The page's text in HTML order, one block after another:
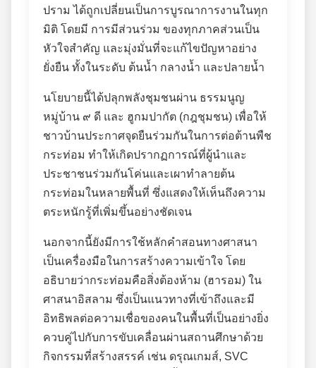
ปราม ได้ถูกเปลี่ยนเป็นการบูรณาการงานในทุก
มิติ โดยมี การมีส่วนร่วม ของทุกภาคส่วนเป็น
หัวใจสำคัญ และมุ่งมั่นที่จะแก้ไขปัญหาอย่าง
ยั่งยืน ทั้งในระดับ ต้นน้ำ กลางน้ำ และปลายน้ำ
นโยบายนี้ได้ปลุกพลังชุมชนผ่าน ธรรมนูญ
หมู่บ้าน ๙ ดี และ ฮูกมปากัต (กฎชุมชน) เพื่อให้
ชาวบ้านประกาศจุดยืนร่วมกันในการต่อต้านพืช
กระท่อม ทำให้เกิดปรากฏการณ์ที่ผู้นำและ
ประชาชนร่วมกันโค่นและเผาทำลายต้น
กระท่อมในหลายพื้นที่ ซึ่งแสดงให้เห็นถึงความ
ตระหนักรู้ที่เพิ่มขึ้นอย่างชัดเจน
นอกจากนี้ยังมีการใช้หลักคำสอนทางศาสนา
เป็นเครื่องมือในการสร้างความเข้าใจ โดย
อธิบายว่ากระท่อมคือสิ่งต้องห้าม (ฮารอม) ใน
ศาสนาอิสลาม ซึ่งเป็นแนวทางที่เข้าถึงและมี
อิทธิพลต่อความเชื่อของคนในพื้นที่เป็นอย่างยิ่ง
ควบคู่ไปกับการขับเคลื่อนผ่านสถานศึกษาด้วย
กิจกรรมที่สร้างสรรค์ เช่น ดรุณเกมส์, SVC